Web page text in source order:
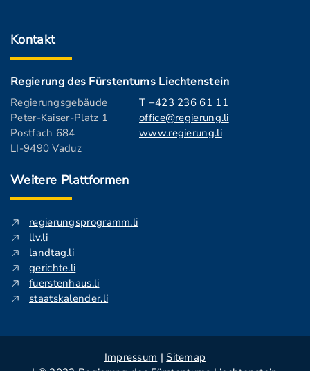
Kontakt
Regierung des Fürstentums Liechtenstein
Regierungsgebäude
Peter-Kaiser-Platz 1
Postfach 684
LI-9490 Vaduz
T +423 236 61 11
office@regierung.li
www.regierung.li
Weitere Plattformen
regierungsprogramm.li
llv.li
landtag.li
gerichte.li
fuerstenhaus.li
staatskalender.li
Impressum | Sitemap